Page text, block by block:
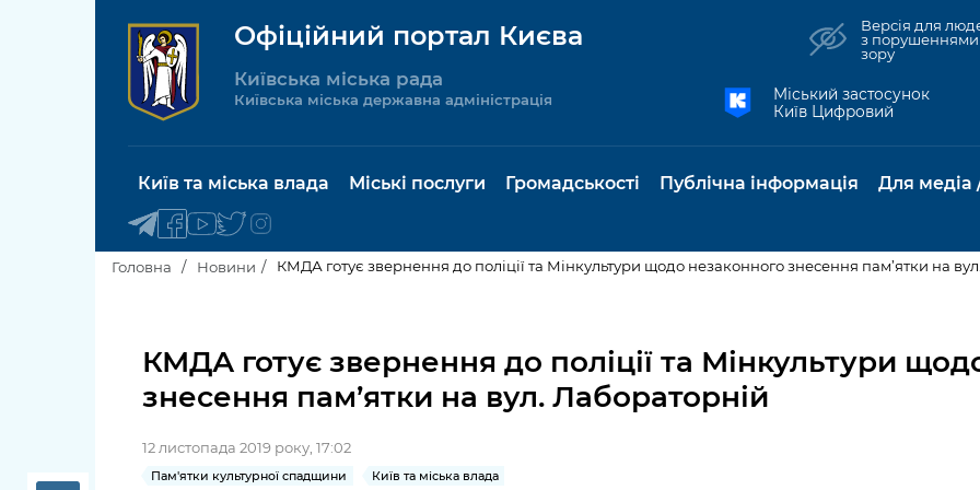
Офіційний портал Києва
Київська міська рада
Київська міська державна адміністрація
Версія для
з порушеннями
зору
Міський застосунок
Київ Цифровий
Київ та міська влада
Київська міська рада
Керівництво КМДА
Контактна інформація
Міські послуги
послуги
Пільги, субсидії та
Паспорт, свідоцтва та
земельні ділянки
Культура, спорт,
Громадськості
об'єднань
Громадські слухання
громадськістю
Публічна інформація
публічної
інформації
база
Для медіа
Головна Новини КМДА готує звернення до поліції та Мінкультури щодо незаконного знесення пам’ятки на
КМДА готує звернення до поліції та Мінкультури
знесення пам’ятки на вул. Лабораторній
12 листопада 2019 року, 17:02
Пам'ятки культурної спадщини Київ та міська влада